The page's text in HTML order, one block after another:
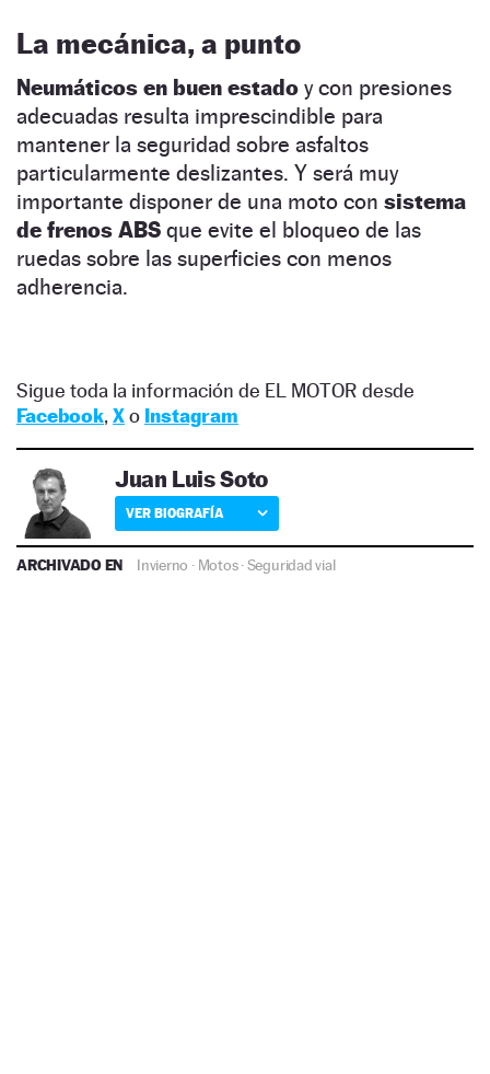
La mecánica, a punto
Neumáticos en buen estado y con presiones
adecuadas resulta imprescindible para
mantener la seguridad sobre asfaltos
particularmente deslizantes. Y será muy
importante disponer de una moto con sistema
de frenos ABS que evite el bloqueo de las
ruedas sobre las superficies con menos
adherencia.
Sigue toda la información de EL MOTOR desde
Facebook, Xo Instagram
Juan Luis Soto
VER BIOGRAFÍA
ARCHIVADO EN Invierno · Motos·Seguridad vial